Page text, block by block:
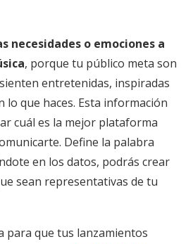
necesidades o emociones a
, porque tu público meta son
entretenidas, inspiradas
lo que haces. Esta información
cuál es la mejor plataforma
Define la palabra
en los datos, podrás crear
sean representativas de tu
para que tus lanzamientos